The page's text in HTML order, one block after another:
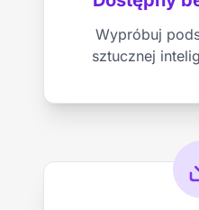
Wypróbuj
sztucznej